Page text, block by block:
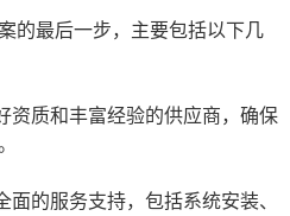
的最后一步，主要包括以下几
资质和丰富经验的供应商，确保
的服务支持，包括系统安装、